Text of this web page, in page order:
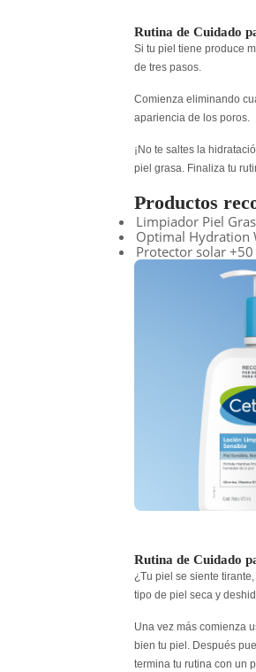
Rutina de Cuidado
Si tu piel tiene produce
de tres pasos.
Comienza eliminando
apariencia de los poros.
¡No te saltes la
piel grasa. Finaliza tu
Productos
Limpiador Piel
Optimal Hydration
Protector solar
Rutina de Cuidado
¿Tu piel se siente
tipo de piel seca y
Una vez más comienza
bien tu piel. Después
termina tu rutina con un